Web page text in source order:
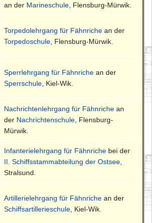
an der Marineschule , Flensburg-Mürwik.
Torpedolehrgang für Fähnriche an der
Torpedoschule , Flensburg-Mürwik.
Sperrlehrgang für Fähnriche an der
Sperrschule , Kiel-Wik.
Nachrichtenlehrgang für Fähnriche an
der Nachrichtenschule , Flensburg-
Mürwik.
Infanterielehrgang für Fähnriche bei der
II. Schiffsstammabteilung der Ostsee
Stralsund.
Artillerielehrgang für Fähnriche an der
Schiffsartillerieschule , Kiel-Wik.